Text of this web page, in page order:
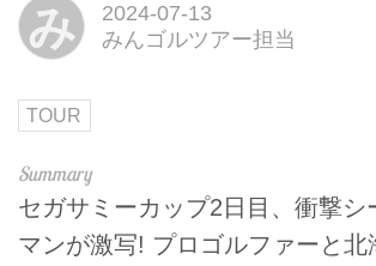
み
2024-07-13
みんゴルツアー担当
TOUR
セガサミーカップ2日目、衝撃シ
マンが激写! プロゴルファーと北